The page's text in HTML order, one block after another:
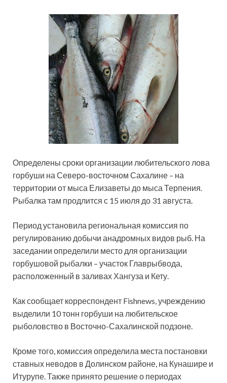
Определены сроки организации любительского лова
горбуши на Северо-восточном Сахалине – на
территории от мыса Елизаветы до мыса Терпения.
Рыбалка там продлится с 15 июля до 31 августа.
Период установила региональная комиссия по
регулированию добычи анадромных видов рыб. На
заседании определили место для организации
горбушовой рыбалки – участок Главрыбвода,
расположенный в заливах Хангуза и Кету.
Как сообщает корреспондент Fishnews, учреждению
выделили 10 тонн горбуши на любительское
рыболовство в Восточно-Сахалинской подзоне.
Кроме того, комиссия определила места постановки
ставных неводов в Долинском районе, на Кунашире и
Итурупе. Также принято решение о периодах